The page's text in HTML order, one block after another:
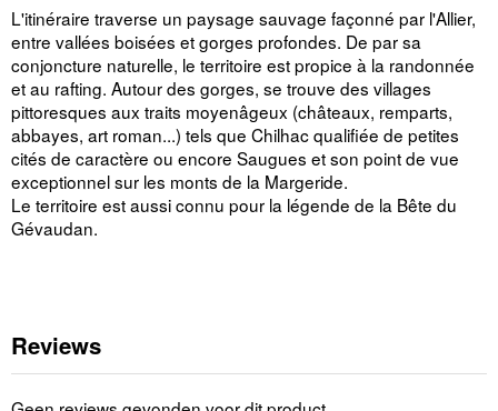
L'itinéraire traverse un paysage sauvage façonné par l'Allier,
entre vallées boisées et gorges profondes. De par sa
conjoncture naturelle, le territoire est propice à la randonnée
et au rafting. Autour des gorges, se trouve des villages
pittoresques aux traits moyenâgeux (châteaux, remparts,
abbayes, art roman...) tels que Chilhac qualifiée de petites
cités de caractère ou encore Saugues et son point de vue
exceptionnel sur les monts de la Margeride.
Le territoire est aussi connu pour la légende de la Bête du
Gévaudan.
Reviews